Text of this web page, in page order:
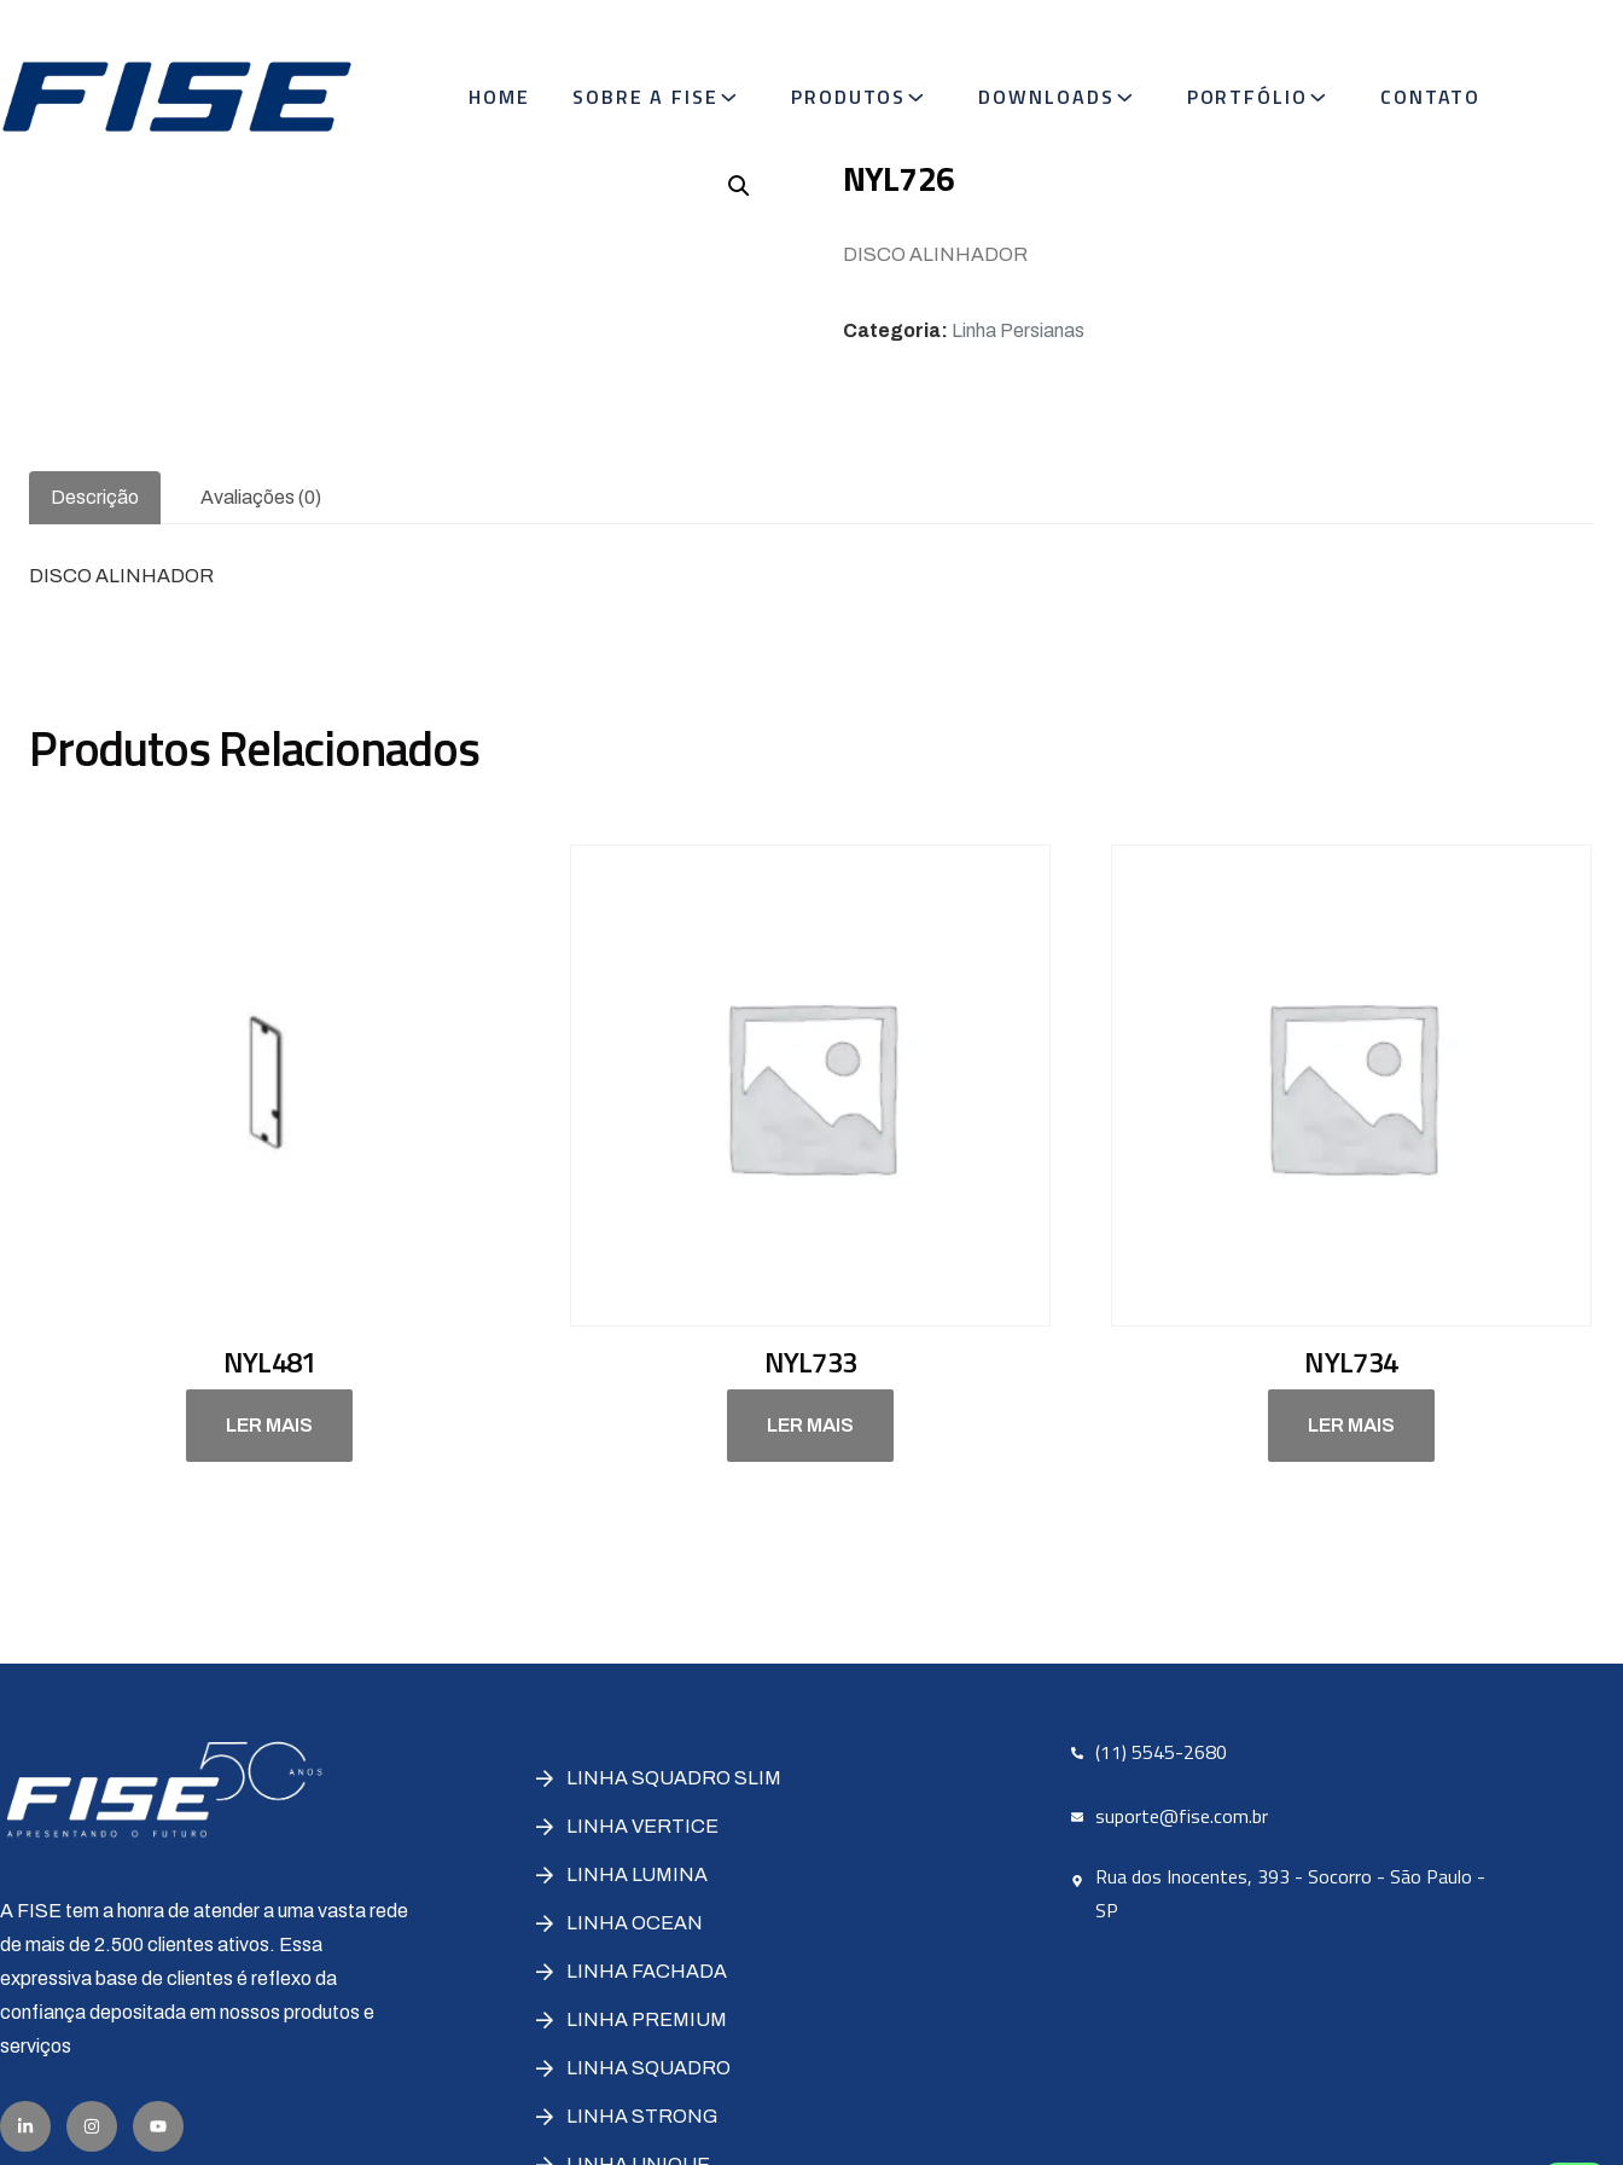
HOME SOBRE A FISE PRODUTOS DOWNLOADS PORTFÓLIO CONTATO
NYL726
DISCO ALINHADOR
Categoria: Linha Persianas
Descrição Avaliações (0)
DISCO ALINHADOR
Produtos Relacionados
NYL481
LER MAIS
NYL733
LER MAIS
NYL734
LER MAIS
A FISE tem a honra de atender a uma vasta rede
de mais de 2.500 clientes ativos. Essa
expressiva base de clientes é reflexo da
confiança depositada em nossos produtos e
serviços
LINHA SQUADRO SLIM
LINHA VERTICE
LINHA LUMINA
LINHA OCEAN
LINHA FACHADA
LINHA PREMIUM
LINHA SQUADRO
LINHA STRONG
(11) 5545-2680
suporte@fise.com.br
Rua dos Inocentes, 393 - Socorro - São Paulo -
SP